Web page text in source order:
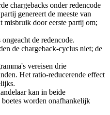
chargebacks onder redencode
genereert de meeste van
misbruik door eerste partij om;
de redencode.
de chargeback-cyclus niet; de
vereisen drie
Het ratio-reducerende effect
kan in beide
worden onafhankelijk